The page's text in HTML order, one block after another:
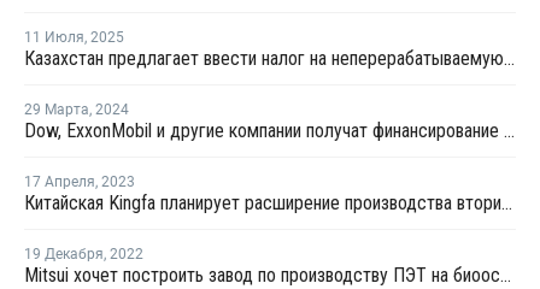
11 Июля, 2025
Казахстан предлагает ввести налог на неперерабатываемую упаковку
29 Марта, 2024
Dow, ExxonMobil и другие компании получат финансирование за декарбонизацию
17 Апреля, 2023
Китайская Kingfa планирует расширение производства вторичных полимеров
19 Декабря, 2022
Mitsui хочет построить завод по производству ПЭТ на биооснове в США